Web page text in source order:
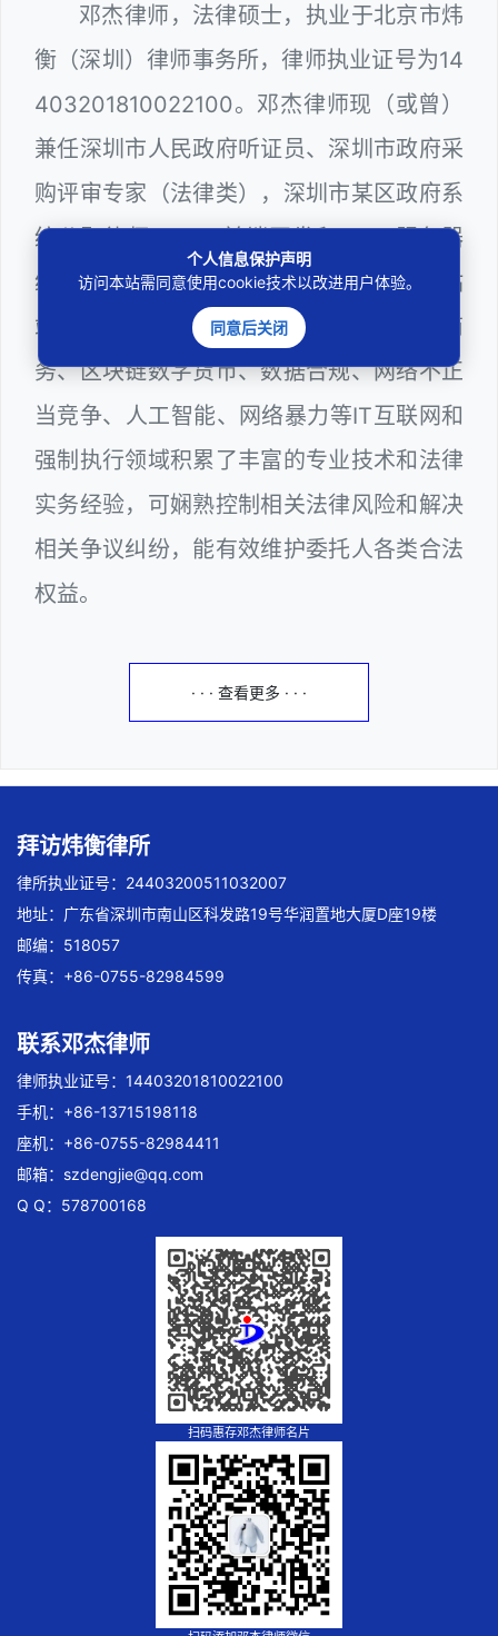
邓杰律师，法律硕士，执业于北京市炜
衡（深圳）律师事务所，律师执业证号为14
403201810022100。邓杰律师现（或曾）
兼任深圳市人民政府听证员、深圳市政府采
购评审专家（法律类），深圳市某区政府系
统公职律师、WEB前端开发和 WEB服务器
维护工程师、计算机信息网络安全员和网站
站长多年，在软件程序、网络游戏、电子商
务、区块链数字货币、数据合规、网络不正
当竞争、人工智能、网络暴力等IT互联网和
强制执行领域积累了丰富的专业技术和法律
实务经验，可娴熟控制相关法律风险和解决
相关争议纠纷，能有效维护委托人各类合法
权益。
· · · 查看更多 · · ·
拜访炜衡律所
律所执业证号：24403200511032007
地址：广东省深圳市南山区科发路19号华润置地大厦D座19楼
邮编：518057
传真：+86-0755-82984599
联系邓杰律师
律师执业证号：14403201810022100
手机：+86-13715198118
座机：+86-0755-82984411
邮箱： szdengjie@qq.com
Q Q：578700168
扫码惠存邓杰律师名片
个人信息保护声明
访问本站需同意使用cookie技术以改进用户体验。
同意后关闭